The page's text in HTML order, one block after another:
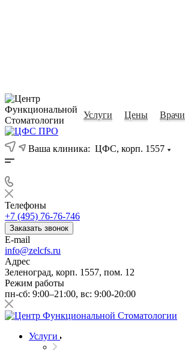
Услуги Цены Врачи
Ваша клиника: ЦФС, корп. 1557
Телефоны
+7 (495) 76-76-746
Заказать звонок
E-mail
info@zelcfs.ru
Адрес
Зеленоград, корп. 1557, пом. 12
Режим работы
пн-сб: 9:00–21:00, вс: 9:00-20:00
Услуги